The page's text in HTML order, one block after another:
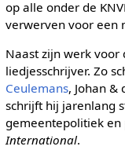
op alle onder de
verwerven voor een
Naast zijn werk voor
liedjesschrijver. Zo
Ceulemans, Johan &
schrijft hij jarenlang
gemeentepolitiek
International.